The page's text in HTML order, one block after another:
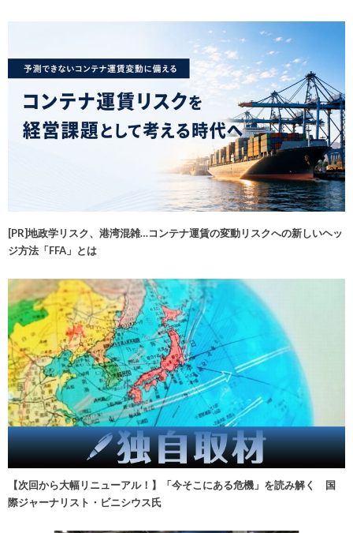
[PR]地政学リスク、港湾混雑…コンテナ運賃の変動リスクへの新しいヘッ
ジ方法「FFA」とは
【次回から大幅リニューアル！】「今そこにある危機」を読み解く 国
際ジャーナリスト・ビニシウス氏